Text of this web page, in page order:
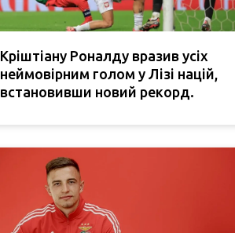
Кріштіану Роналду вразив усіх
неймовірним голом у Лізі націй,
встановивши новий рекорд.